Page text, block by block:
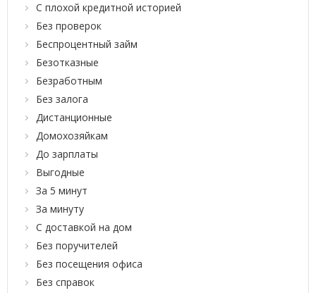
С плохой кредитной историей
Без проверок
Беспроцентный займ
Безотказные
Безработным
Без залога
Дистанционные
Домохозяйкам
До зарплаты
Выгодные
За 5 минут
За минуту
С доставкой на дом
Без поручителей
Без посещения офиса
Без справок